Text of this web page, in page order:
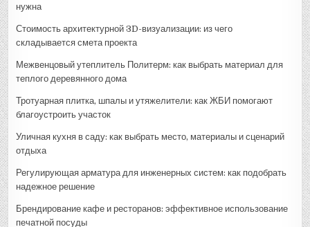
нужна
Стоимость архитектурной 3D-визуализации: из чего
складывается смета проекта
Межвенцовый утеплитель Политерм: как выбрать материал для
теплого деревянного дома
Тротуарная плитка, шпалы и утяжелители: как ЖБИ помогают
благоустроить участок
Уличная кухня в саду: как выбрать место, материалы и сценарий
отдыха
Регулирующая арматура для инженерных систем: как подобрать
надежное решение
Брендирование кафе и ресторанов: эффективное использование
печатной посуды